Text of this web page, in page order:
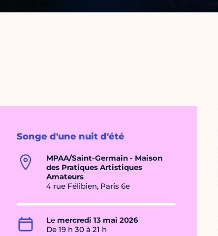
Songe d'une nuit d'été
MPAA/Saint-Germain - Maison
des Pratiques Artistiques
Amateurs
4 rue Félibien, Paris 6e
Le mercredi 13 mai 2026
De 19 h 30 à 21 h